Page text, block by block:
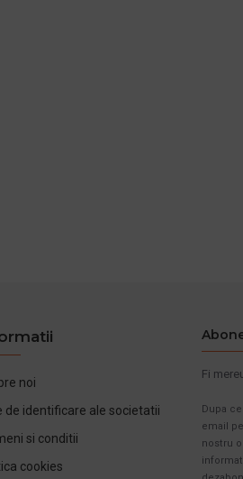
noi
de identificare ale societatii
si conditii
cookies
Fi
Dupa
email
nostru